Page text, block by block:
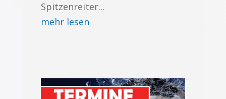
Spitzenreiter...
mehr lesen